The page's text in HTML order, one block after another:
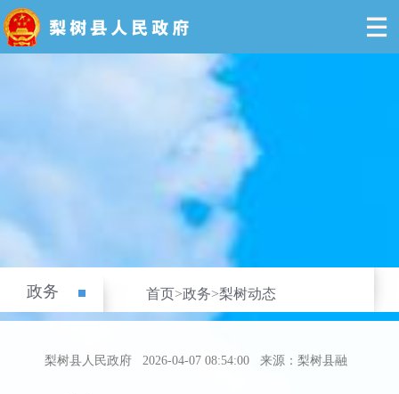
政务 首页>政务>梨树动态
梨树县人民政府 2026-04-07 08:54:00 来源：梨树县融